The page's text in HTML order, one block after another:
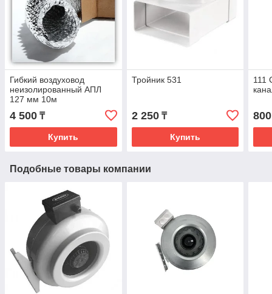
Гибкий воздуховод
неизолированный АПЛ
127 мм 10м
4 500 ₸
Купить
Тройник 531
2 250₸
Купить
111
800
Подобные товары компании